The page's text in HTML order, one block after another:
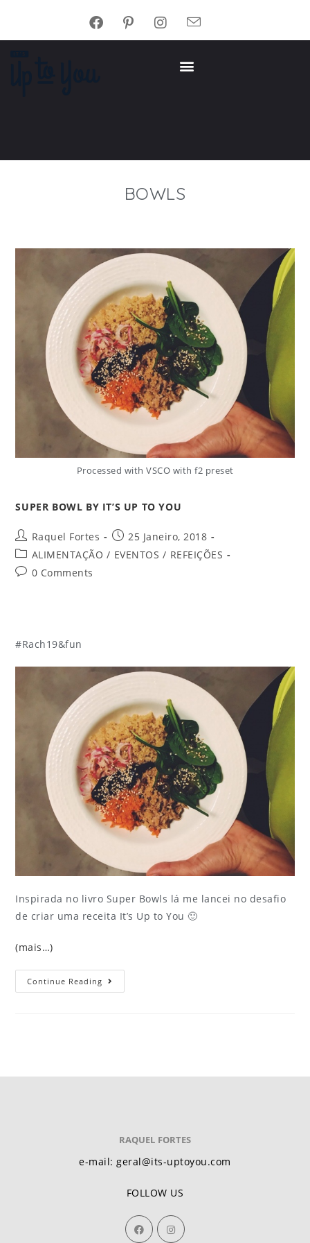
BOWLS
Processed with VSCO with f2 preset
SUPER BOWL BY IT’S UP TO YOU
Raquel Fortes
25 Janeiro, 2018
ALIMENTAÇÃO / EVENTOS / REFEIÇÕES
0 Comments
#Rach19&fun
Inspirada no livro Super Bowls lá me lancei no desafio
de criar uma receita It’s Up to You 🙂
(mais…)
Continue Reading
RAQUEL FORTES
e-mail: geral@its-uptoyou.com
FOLLOW US